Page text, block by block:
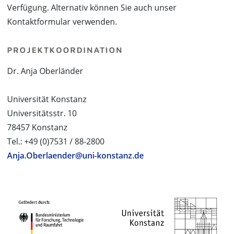
Verfügung. Alternativ können Sie auch unser
Kontaktformular verwenden.
PROJEKTKOORDINATION
Dr. Anja Oberländer
Universität Konstanz
Universitätsstr. 10
78457 Konstanz
Tel.: +49 (0)7531 / 88-2800
Anja.Oberlaender@uni-konstanz.de